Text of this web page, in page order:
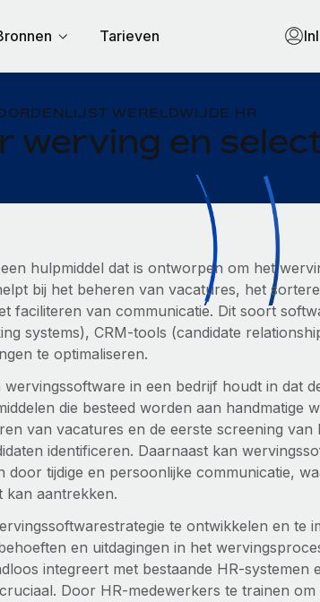
Tarieven
WERELDWIJDE HR
werving en
hulpmiddel dat is ontworpen om het
bij het beheren van vacatures, het
faciliteren van communicatie. Dit soort
systems), CRM-tools (candidate
te optimaliseren.
in een bedrijf houdt in dat
die besteed worden aan handmatige
van vacatures en de eerste screening
identificeren. Daarnaast kan
door tijdige en persoonlijke communicatie,
kan aantrekken.
te ontwikkelen en te
en uitdagingen in het
integreert met bestaande HR-systemen
Door HR-medewerkers te trainen